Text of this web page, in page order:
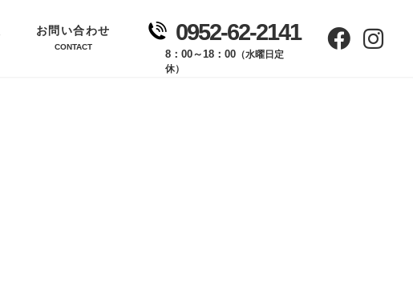
0952-62-2141
8：00～18：00 （水曜日定
休）
お問い合わせ
CONTACT